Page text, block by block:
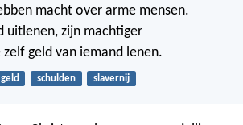
macht over arme mensen.
uitlenen, zijn machtiger
geld van iemand lenen.
geld schulden slavernij